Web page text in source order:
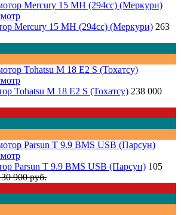
Mercury 15 MH (294cc) (Меркури) 263
Tohatsu M 18 E2 S (Тохатсу) 238 000
Parsun T 9.9 BMS USB (Парсун) 105
900 руб.